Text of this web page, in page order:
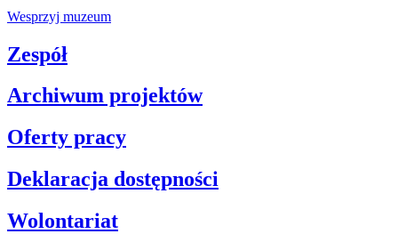
Wesprzyj muzeum
Zespół
Archiwum projektów
Oferty pracy
Deklaracja dostępności
Wolontariat